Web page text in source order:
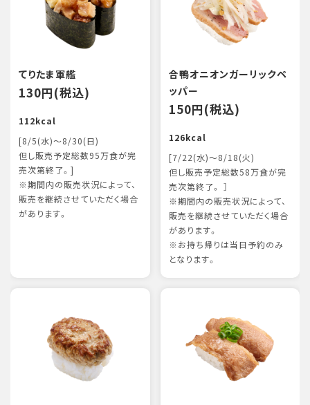
てりたま軍艦
130円(税込)
112kcal
[8/5(水)～8/30(日)
但し販売予定総数95万食が完
売次第終了。]
※期間内の販売状況によって、
販売を継続させていただく場合
があります。
合鴨オニオンガーリックペ
ッパー
150円(税込)
126kcal
[7/22(水)～8/18(火)
但し販売予定総数58万食が完
売次第終了。 ］
※期間内の販売状況によって、
販売を継続させていただく場合
があります。
※お持ち帰りは当日予約のみ
となります。